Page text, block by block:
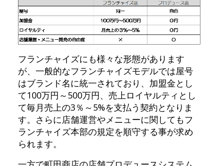
フランチャイズにも様々な形態があります
が、一般的なフランチャイズモデルでは屋号
はブランド名に統一されており、加盟金とし
て100万円～500万円、売上ロイヤルティとし
て毎月売上の3％～5%を支払う契約となりま
す。さらに店舗運営やメニューに関してもフ
ランチャイズ本部の規定を順守する事が求め
られます。